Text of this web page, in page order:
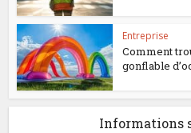
Entreprise
Comment
gonflable
Informations